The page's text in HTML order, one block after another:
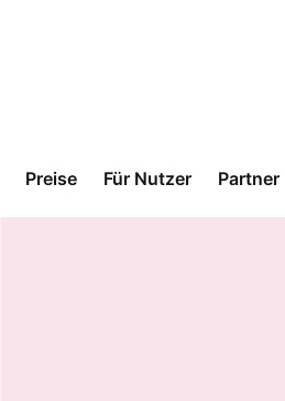
Preise Für Nutzer Partner